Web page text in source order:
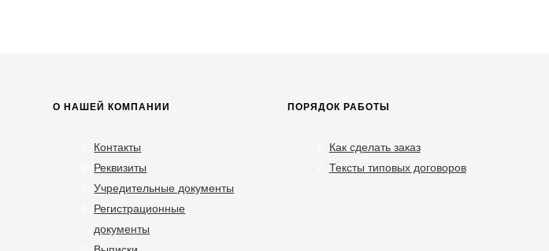
О НАШЕЙ КОМПАНИИ
Контакты
Реквизиты
Учредительные документы
Регистрационные
документы
ПОРЯДОК РАБОТЫ
Как сделать заказ
Тексты типовых договоров